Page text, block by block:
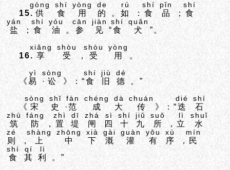
15. 供
gòng
食
shí
用
yòng
的
de
。如
rú
： 食
shí
品
pǐn
； 食
shí
盐
yán
；食
shí
油
yóu
。 参
cān
见
jiàn
“食
shí
犬
quǎn
”。
16. 享
xiǎng
受
shòu
， 受
shòu
用
yòng
。
《易
yì
· 讼
sòng
》：“食
shí
旧
jiù
德
dé
。”
《 宋
sòng
史
shǐ
·范
fàn
成
chéng
大
dà
传
chuán
》：“迭
dié
石
shí
筑
zhù
防
fáng
， 置
zhì
堤
dī
闸
zhá
四
sì
十
shí
九
jiǔ
所
suǒ
， 立
lì
水
shuǐ
则
zé
， 上
shàng
中
zhōng
下
xià
溉
gài
灌
guàn
有
yǒu
序
xù
， 民
mín
食
shí
其
qí
利
lì
。”